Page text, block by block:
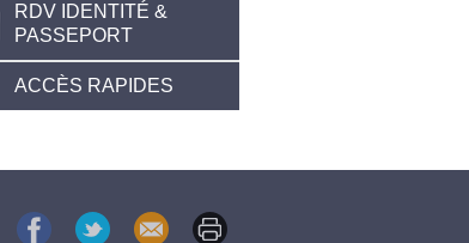
RDV IDENTITÉ &
PASSEPORT
ACCÈS RAPIDES